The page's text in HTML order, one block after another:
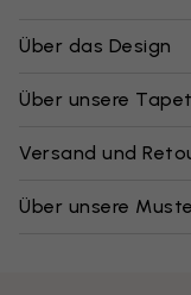
Über das Design
Über unsere
Versand und
Über unsere